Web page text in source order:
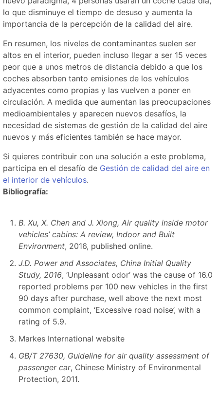
lo que disminuye el tiempo de desuso y aumenta la
importancia de la percepción de la calidad del aire.
En resumen, los niveles de contaminantes suelen ser
altos en el interior, pueden incluso llegar a ser 15 veces
peor que a unos metros de distancia debido a que los
coches absorben tanto emisiones de los vehículos
adyacentes como propias y las vuelven a poner en
circulación. A medida que aumentan las preocupaciones
medioambientales y aparecen nuevos desafíos, la
necesidad de sistemas de gestión de la calidad del aire
nuevos y más eficientes también se hace mayor.
Si quieres contribuir con una solución a este problema,
participa en el desafío de Gestión de calidad del aire en
el interior de vehículos.
Bibliografía:
B. Xu, X. Chen and J. Xiong, Air quality inside motor
vehicles’ cabins: A review, Indoor and Built
Environment, 2016, published online.
J.D. Power and Associates, China Initial Quality
Study, 2016, ‘Unpleasant odor’ was the cause of 16.0
reported problems per 100 new vehicles in the first
90 days after purchase, well above the next most
common complaint, ‘Excessive road noise’, with a
rating of 5.9.
Markes International website
GB/T 27630, Guideline for air quality assessment of
passenger car, Chinese Ministry of Environmental
Protection, 2011.